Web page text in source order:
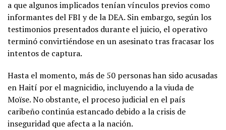
a que algunos implicados tenían vínculos previos como
informantes del FBI y de la DEA. Sin embargo, según los
testimonios presentados durante el juicio, el operativo
terminó convirtiéndose en un asesinato tras fracasar los
intentos de captura.
Hasta el momento, más de 50 personas han sido acusadas
en Haití por el magnicidio, incluyendo a la viuda de
Moïse. No obstante, el proceso judicial en el país
caribeño continúa estancado debido a la crisis de
inseguridad que afecta a la nación.